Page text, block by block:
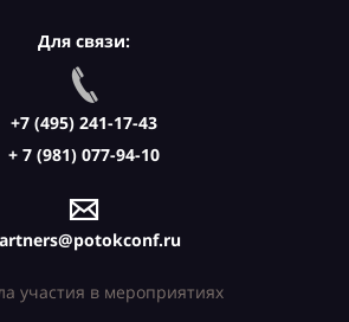
Для связи:
+7 (495) 241-17-43
+ 7 (981) 077-94-10
участия в мероприятиях